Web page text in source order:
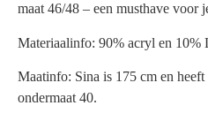
maat 46/48 – een musthave voor
Materiaalinfo: 90% acryl en 10%
Maatinfo: Sina is 175 cm en heeft
ondermaat 40.